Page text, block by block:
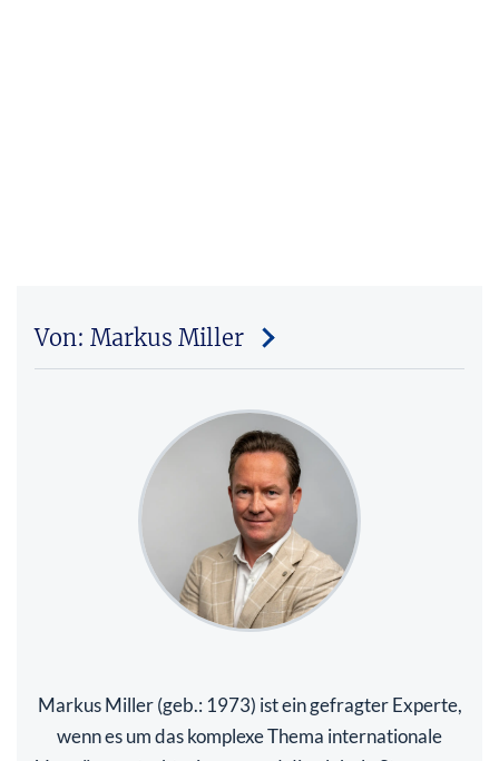
Von: Markus Miller
Markus Miller (geb.: 1973) ist ein gefragter Experte,
wenn es um das komplexe Thema internationale